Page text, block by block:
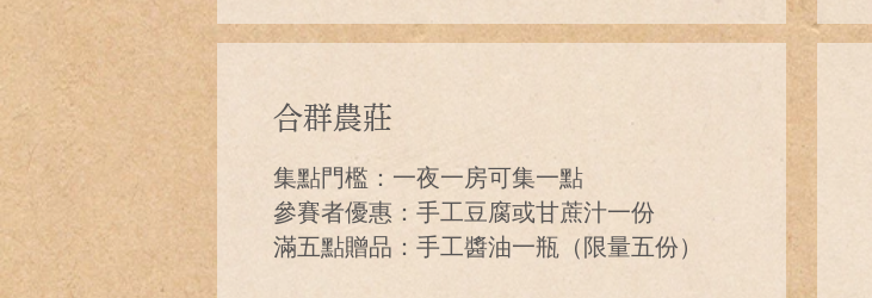
合群農莊
集點門檻：一夜一房可集一點
參賽者優惠：手工豆腐或甘蔗汁一份
滿五點贈品：手工醬油一瓶（限量五份）